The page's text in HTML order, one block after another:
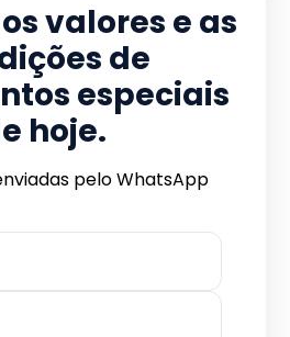
valores e as
de
especiais
hoje.
pelo WhatsApp